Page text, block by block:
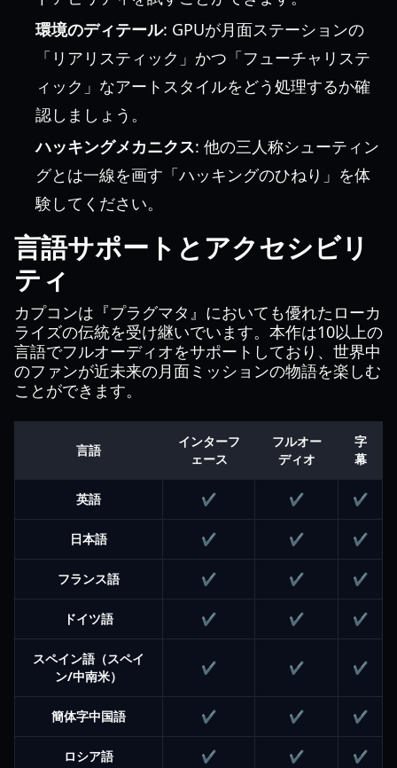
環境のディテール: GPUが月面ステーションの
「リアリスティック」かつ「フューチャリステ
ィック」なアートスタイルをどう処理するか確
認しましょう。
ハッキングメカニクス: 他の三人称シューティン
グとは一線を画す「ハッキングのひねり」を体
験してください。
言語サポートとアクセシビリ
ティ
カプコンは『プラグマタ』においても優れたローカ
ライズの伝統を受け継いでいます。本作は10以上の
言語でフルオーディオをサポートしており、世界中
のファンが近未来の月面ミッションの物語を楽しむ
ことができます。
言語
インターフ
ェース
フルオー
ディオ
字
幕
英語 ✔ ✔ ✔
日本語 ✔ ✔ ✔
フランス語 ✔ ✔ ✔
ドイツ語 ✔ ✔ ✔
スペイン語（スペイ
ン/中南米）
✔ ✔ ✔
簡体字中国語 ✔ ✔ ✔
ロシア語 ✔ ✔ ✔